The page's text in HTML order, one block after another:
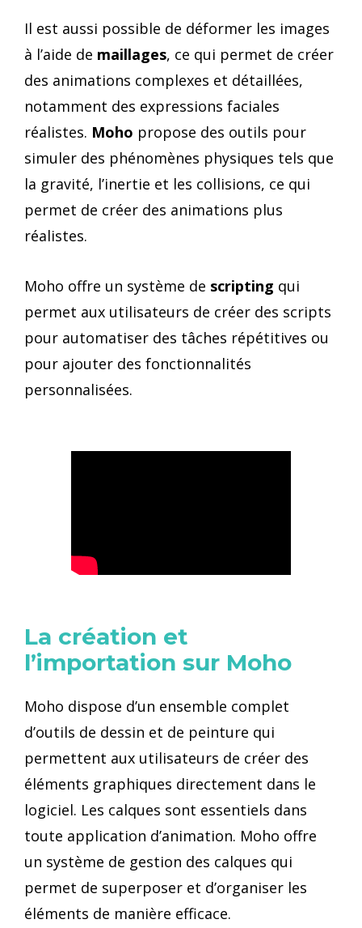
Il est aussi possible de déformer les images
à l’aide de maillages, ce qui permet de créer
des animations complexes et détaillées,
notamment des expressions faciales
réalistes. Moho propose des outils pour
simuler des phénomènes physiques tels que
la gravité, l’inertie et les collisions, ce qui
permet de créer des animations plus
réalistes.
Moho offre un système de scripting qui
permet aux utilisateurs de créer des scripts
pour automatiser des tâches répétitives ou
pour ajouter des fonctionnalités
personnalisées.
La création et
l’importation sur Moho
Moho dispose d’un ensemble complet
d’outils de dessin et de peinture qui
permettent aux utilisateurs de créer des
éléments graphiques directement dans le
logiciel. Les calques sont essentiels dans
toute application d’animation. Moho offre
un système de gestion des calques qui
permet de superposer et d’organiser les
éléments de manière efficace.